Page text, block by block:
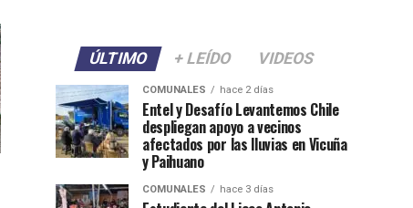
ÚLTIMO + LEÍDO VIDEOS
COMUNALES hace 2 días
Entel y Desafío Levantemos Chile
despliegan apoyo a vecinos
afectados por las lluvias en Vicuña
y Paihuano
COMUNALES hace 3 días